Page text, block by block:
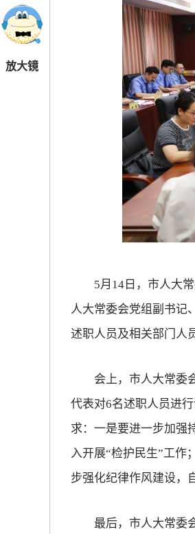
放大镜
5月14日，市人大常
人大常委会党组副书记
述职人员及相关部门人
会上，市人大常委会
代表对6名述职人员进
求：一是要进一步加强
入开展“检护民生”工作
步强化纪律作风建设，
最后，市人大常委会